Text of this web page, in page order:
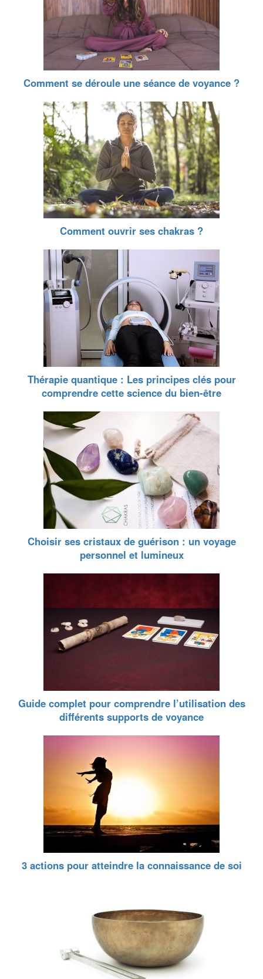
Comment se déroule une séance de voyance ?
Comment ouvrir ses chakras ?
Thérapie quantique : Les principes clés pour
comprendre cette science du bien-être
Choisir ses cristaux de guérison : un voyage
personnel et lumineux
Guide complet pour comprendre l’utilisation des
différents supports de voyance
3 actions pour atteindre la connaissance de soi